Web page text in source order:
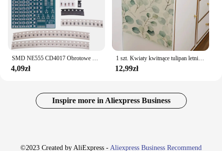
4,09zł
1 szt. Kwiaty kwitnące tulipan letni bieżnik na stół 13 "x 72" sezon ślubny wakacje kuchnia dekoracja stołu do jadalni, strona główna wystrój wnętrz
12,99zł
Inspire more in Aliexpress Business
©2023 Created by AliExpress - Aliexpress Business Recommend